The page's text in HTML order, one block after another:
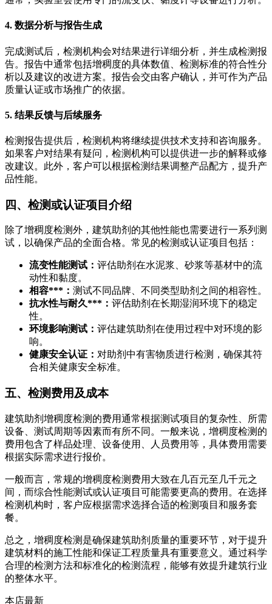
4. 数据分析与报告生成
完成测试后，检测机构会对结果进行详细分析，并生成检测报
告。报告中通常包括增稠度的具体数值、检测标准的符合性分
析以及建议的改进方案。报告会交由客户确认，并可作为产品
质量认证或市场推广的依据。
5. 结果反馈与后续服务
检测报告提供后，检测机构将继续提供技术支持和咨询服务。
如果客户对结果有疑问，检测机构可以提供进一步的解释或修
改建议。此外，客户可以根据检测结果调整产品配方，提升产
品性能。
四、检测或认证项目介绍
除了增稠度检测外，建筑助剂的其他性能也需要进行一系列测
试，以确保产品的全面合格。常见的检测或认证项目包括：
流变性能测试： 评估助剂在水泥浆、砂浆等基材中的流
动性和黏度。
相容***： 测试不同品牌、不同类型助剂之间的相容性。
抗水性与耐久***： 评估助剂在长期湿润环境下的稳定
性。
环境影响测试： 评估建筑助剂在使用过程中对环境的影
响。
健康安全认证： 对助剂中有害物质进行检测，确保其符
合相关健康安全标准。
五、检测费用及成本
建筑助剂增稠度检测的费用通常根据测试项目的复杂性、所需
设备、测试周期等因素而有所不同。一般来说，增稠度检测的
费用包含了样品处理、设备使用、人员费用等，具体费用需要
根据实际需求进行报价。
一般而言，常规的增稠度检测费用大致在几百元至几千元之
间，而综合性能测试或认证项目可能需要更高的费用。在选择
检测机构时，客户应根据需求选择合适的检测项目和服务套
餐。
总之，增稠度检测是确保建筑助剂质量的重要环节，对于提升
建筑材料的施工性能和保证工程质量具有重要意义。通过科学
合理的检测方法和标准化的检测流程，能够有效提升建筑行业
的整体水平。
本店最新